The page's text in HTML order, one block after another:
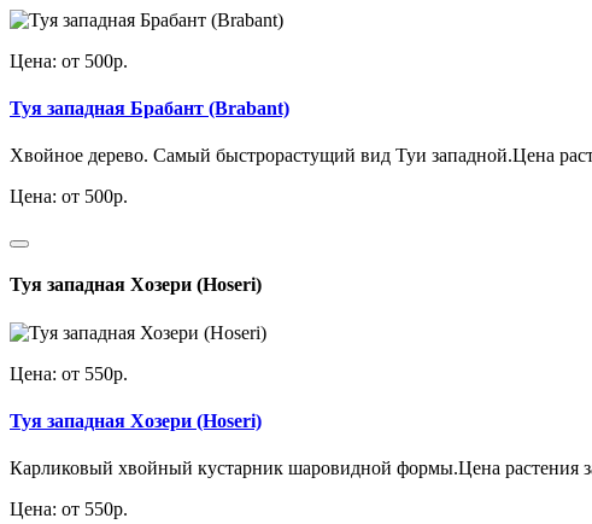
Цена: от 500р.
Туя западная Брабант (Brabant)
Хвойное дерево. Самый быстрорастущий вид Туи западной.Цена
Цена: от 500р.
Туя западная Хозери (Hoseri)
Цена: от 550р.
Туя западная Хозери (Hoseri)
Карликовый хвойный кустарник шаровидной формы.Цена растения
Цена: от 550р.